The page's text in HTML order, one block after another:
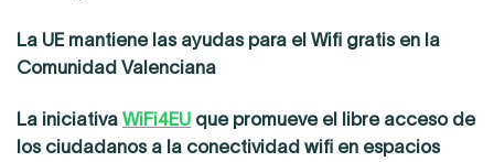
La UE mantiene las ayudas para el Wifi gratis en la
Comunidad Valenciana
La iniciativa WiFi4EU que promueve el libre acceso de
los ciudadanos a la conectividad wifi en espacios